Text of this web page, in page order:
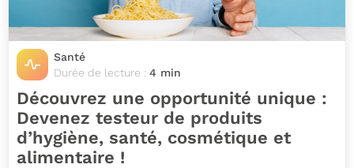
Santé
Durée de lecture : 4 min
Découvrez une opportunité unique :
Devenez testeur de produits
d’hygiène, santé, cosmétique et
alimentaire !